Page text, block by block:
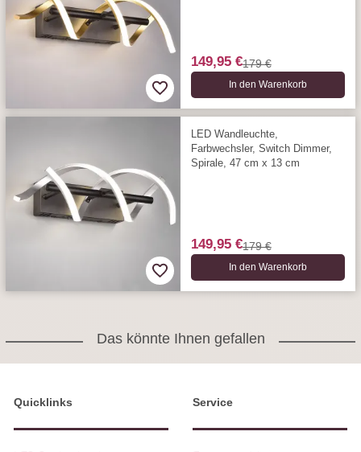
149,95 €179 €
In den Warenkorb
LED Wandleuchte,
Farbwechsler, Switch Dimmer,
Spirale, 47 cm x 13 cm
149,95 €179 €
In den Warenkorb
Das könnte Ihnen gefallen
Quicklinks Service